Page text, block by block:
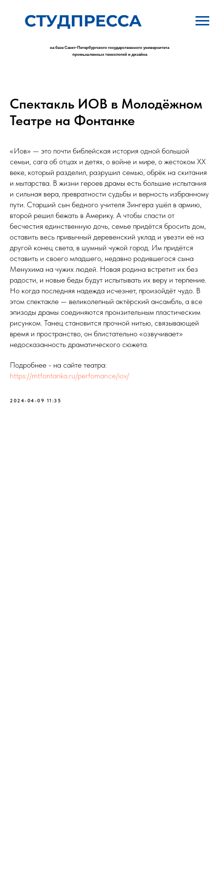
на базе Санкт-Петербургского государственного университета
промышленных технологий и дизайна
Спектакль ИОВ в Молодёжном
Театре на Фонтанке
«Иов» — это почти библейская история одной большой
семьи, сага об отцах и детях, о войне и мире, о жестоком ХХ
веке, который разделил, разрушил семью, обрёк на скитания
и мытарства. В жизни героев драмы есть большие испытания
и сильная вера, превратности судьбы и верность избранному
пути. Старший сын бедного учителя Зингера ушёл в армию,
второй решил бежать в Америку. А чтобы спасти от
бесчестия единственную дочь, семье придётся бросить дом,
оставить весь привычный деревенский уклад и увезти её на
другой конец света, в шумный чужой город. Им придётся
оставить и своего младшего, недавно родившегося сына
Менухима на чужих людей. Новая родина встретит их без
радости, и новые беды будут испытывать их веру и терпение.
Но когда последняя надежда исчезнет, произойдёт чудо. В
этом спектакле — великолепный актёрский ансамбль, а все
эпизоды драмы соединяются пронзительным пластическим
рисунком. Танец становится прочной нитью, связывающей
время и пространство, он блистательно «озвучивает»
недосказанность драматического сюжета.
Подробнее - на сайте театра:
https://mtfontanka.ru/perfomance/iov/
2024-04-09 11:35